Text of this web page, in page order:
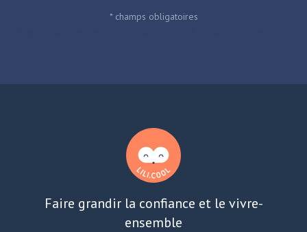
* champs obligatoires
Faire grandir la confiance et le vivre-
ensemble